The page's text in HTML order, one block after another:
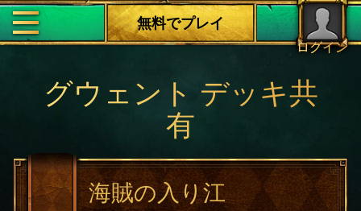
ログイン
無料でプレイ
グウェント デッキ共
有
海賊の入り江